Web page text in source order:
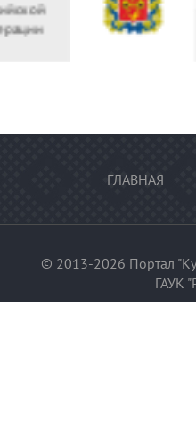
Российской
федерации
ГЛАВНАЯ
© 2013-2026 Портал
ГАУК